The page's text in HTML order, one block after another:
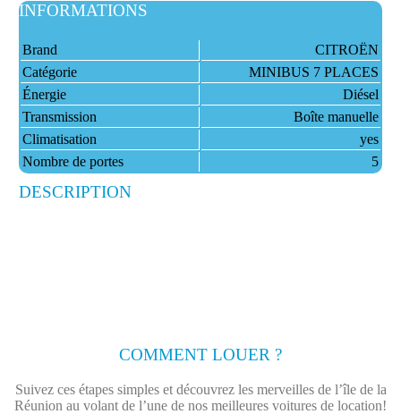
INFORMATIONS
Brand
CITROËN
Catégorie
MINIBUS 7 PLACES
Énergie
Diésel
Transmission
Boîte manuelle
Climatisation
yes
Nombre de portes
5
DESCRIPTION
COMMENT LOUER ?
Suivez ces étapes simples et découvrez les merveilles de l’île de la
Réunion au volant de l’une de nos meilleures voitures de location!